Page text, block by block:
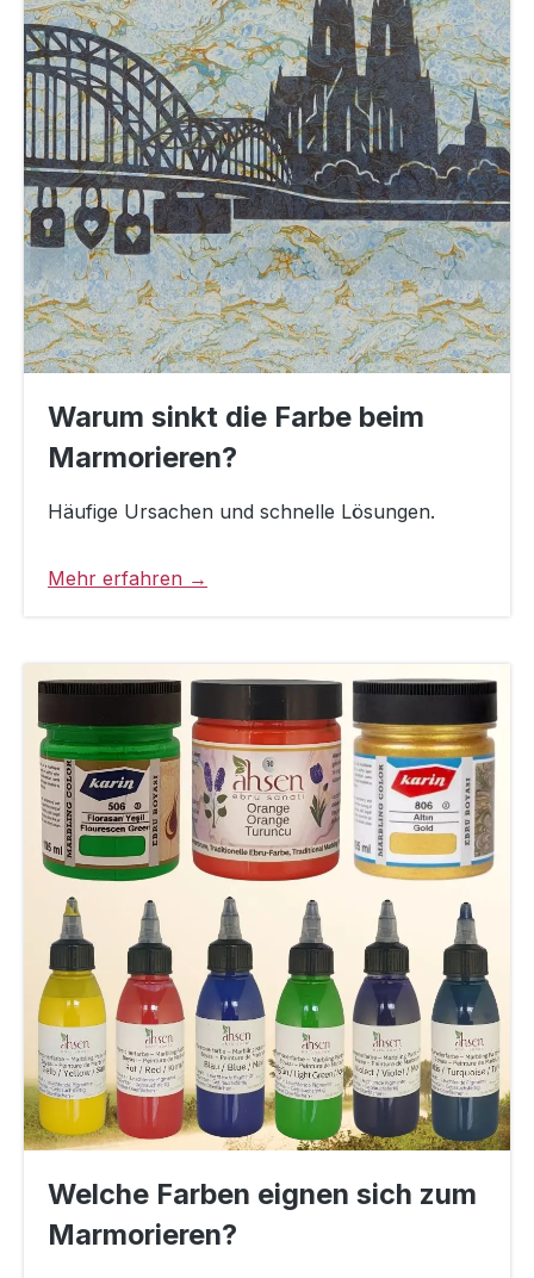
Warum sinkt die Farbe beim
Marmorieren?
Häufige Ursachen und schnelle Lösungen.
Mehr erfahren →
Welche Farben eignen sich zum
Marmorieren?